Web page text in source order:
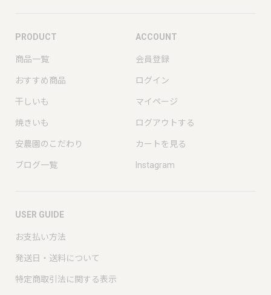
PRODUCT
商品一覧
おすすめ商品
干しいも
焼きいも
安農園のこだわり
ブログ一覧
ACCOUNT
会員登録
ログイン
マイページ
ログアウトする
カートを見る
Instagram
USER GUIDE
お支払い方法
発送日・送料について
特定商取引法に関する表示